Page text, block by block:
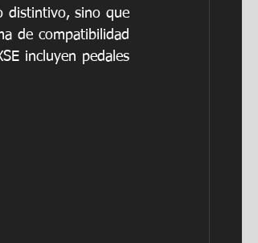
distintivo, sino que
de compatibilidad
incluyen pedales